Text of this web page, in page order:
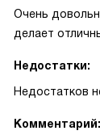
190 мл — и
Программа
«твоей».
Очень
делает
Недостатки:
Недостатков
Комментарий: